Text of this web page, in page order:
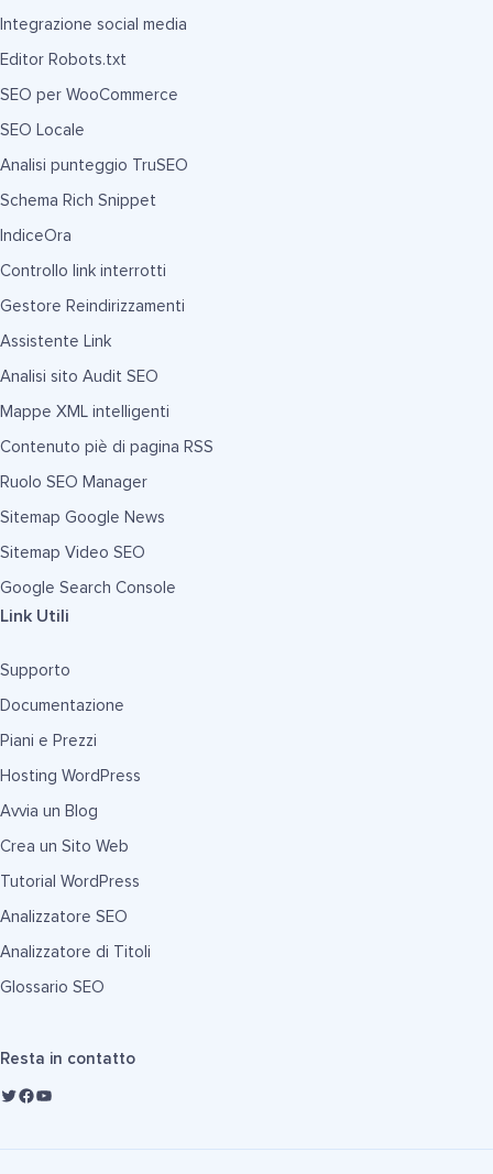
Integrazione social media
Editor Robots.txt
SEO per WooCommerce
SEO Locale
Analisi punteggio TruSEO
Schema Rich Snippet
IndiceOra
Controllo link interrotti
Gestore Reindirizzamenti
Assistente Link
Analisi sito Audit SEO
Mappe XML intelligenti
Contenuto piè di pagina RSS
Ruolo SEO Manager
Sitemap Google News
Sitemap Video SEO
Google Search Console
Link Utili
Supporto
Documentazione
Piani e Prezzi
Hosting WordPress
Avvia un Blog
Crea un Sito Web
Tutorial WordPress
Analizzatore SEO
Analizzatore di Titoli
Glossario SEO
Resta in contatto